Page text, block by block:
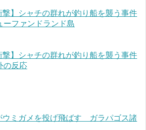
撃】シャチの群れが釣り船を襲う事件
ファンドランド島
撃】シャチの群れが釣り船を襲う事件
の反応
ウミガメを投げ飛ばす ガラパゴス諸